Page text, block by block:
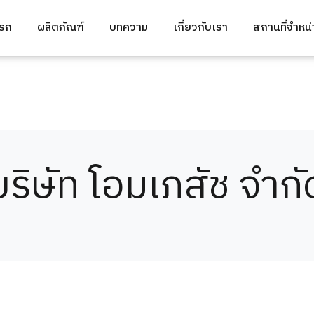
ก ผลิตภัณฑ์ บทความ เกี่ยวกับเรา สถานที่จำห
ษัท โอมเภสัช จำ